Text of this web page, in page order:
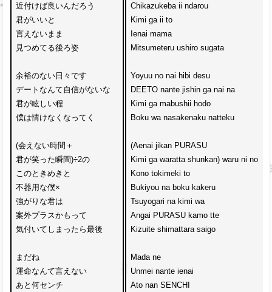
近付けば良いんだろう
君がいいと
言えないまま
見つめてる後ろ姿
余裕のない日々です
デートなんて自信がないな
君が眩しい程
僕は情けなくなってく
(会えない時間＋
君が笑った瞬間)÷2の
このときめきと
不器用な僕×
強がりな君は
案外プラスかもって
気付いてしまったら最後
まだね
運命なんて言えない
あと何センチ
Chikazukeba ii ndarou
Kimi ga ii to
Ienai mama
Mitsumeteru ushiro sugata
Yoyuu no nai hibi desu
DEETO nante jishin ga nai na
Kimi ga mabushii hodo
Boku wa nasakenaku natteku
(Aenai jikan PURASU
Kimi ga waratta shunkan) waru ni no
Kono tokimeki to
Bukiyou na boku kakeru
Tsuyogari na kimi wa
Angai PURASU kamo tte
Kizuite shimattara saigo
Mada ne
Unmei nante ienai
Ato nan SENCHI